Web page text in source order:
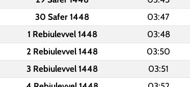
30 Safer 1448 03:47
1 Rebiulevvel 1448 03:48
2 Rebiulevvel 1448 03:50
3 Rebiulevvel 1448 03:51